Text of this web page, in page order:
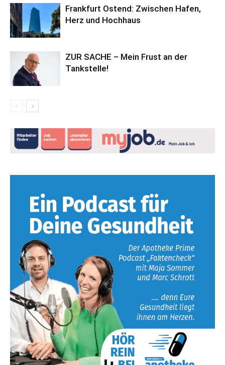
Frankfurt Ostend: Zwischen Hafen,
Herz und Hochhaus
ZUR SACHE – Mein Frust an der
Tankstelle!